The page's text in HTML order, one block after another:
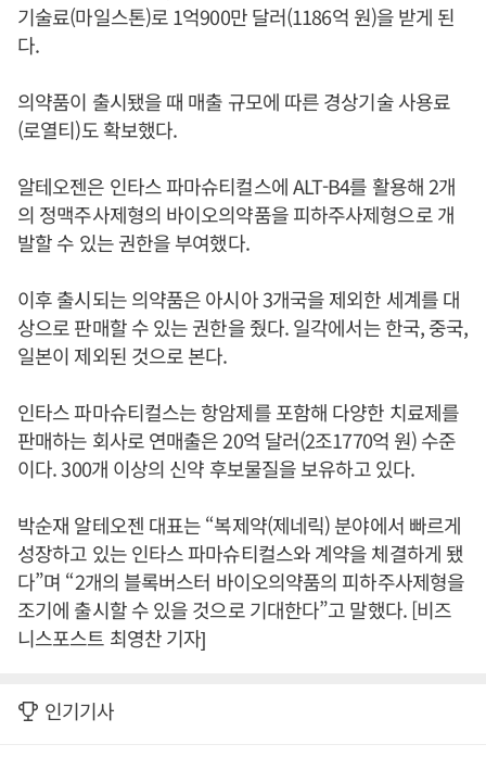
기술료(마일스톤)로 1억900만 달러(1186억 원)을 받게 된
다.
의약품이 출시됐을 때 매출 규모에 따른 경상기술 사용료
(로열티)도 확보했다.
알테오젠은 인타스 파마슈티컬스에 ALT-B4를 활용해 2개
의 정맥주사제형의 바이오의약품을 피하주사제형으로 개
발할 수 있는 권한을 부여했다.
이후 출시되는 의약품은 아시아 3개국을 제외한 세계를 대
상으로 판매할 수 있는 권한을 줬다. 일각에서는 한국, 중국,
일본이 제외된 것으로 본다.
인타스 파마슈티컬스는 항암제를 포함해 다양한 치료제를
판매하는 회사로 연매출은 20억 달러(2조1770억 원) 수준
이다. 300개 이상의 신약 후보물질을 보유하고 있다.
박순재 알테오젠 대표는 “복제약(제네릭) 분야에서 빠르게
성장하고 있는 인타스 파마슈티컬스와 계약을 체결하게 됐
다”며 “2개의 블록버스터 바이오의약품의 피하주사제형을
조기에 출시할 수 있을 것으로 기대한다”고 말했다. [비즈
니스포스트 최영찬 기자]
인기기사